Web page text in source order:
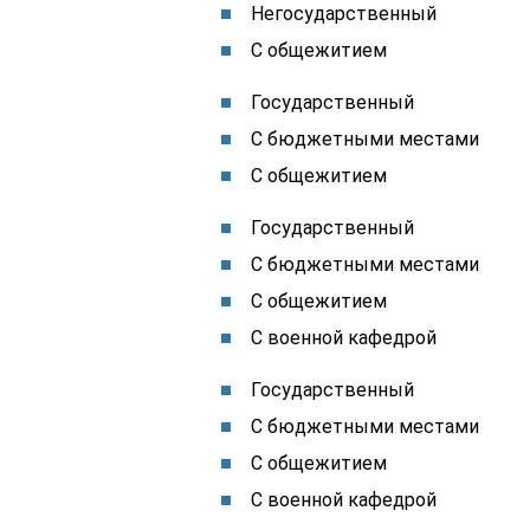
Негосударственный
С общежитием
Государственный
С бюджетными местами
С общежитием
Государственный
С бюджетными местами
С общежитием
С военной кафедрой
Государственный
С бюджетными местами
С общежитием
С военной кафедрой